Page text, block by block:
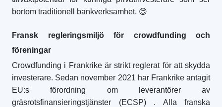
bortom traditionell bankverksamhet. 😊
Fransk regleringsmiljö för crowdfunding och
föreningar
Crowdfunding i Frankrike är strikt reglerat för att skydda
investerare. Sedan november 2021 har Frankrike antagit
EU:s förordning om leverantörer av
gräsrotsfinansieringstjänster (ECSP)
. Alla franska